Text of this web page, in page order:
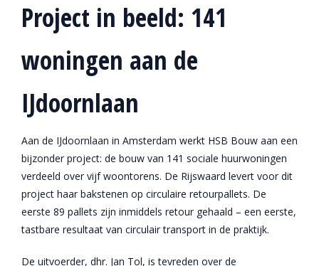
Project in beeld: 141
woningen aan de
IJdoornlaan
Aan de IJdoornlaan in Amsterdam werkt HSB Bouw aan een
bijzonder project: de bouw van 141 sociale huurwoningen
verdeeld over vijf woontorens. De Rijswaard levert voor dit
project haar bakstenen op circulaire retourpallets. De
eerste 89 pallets zijn inmiddels retour gehaald – een eerste,
tastbare resultaat van circulair transport in de praktijk.
De uitvoerder, dhr. Jan Tol, is tevreden over de